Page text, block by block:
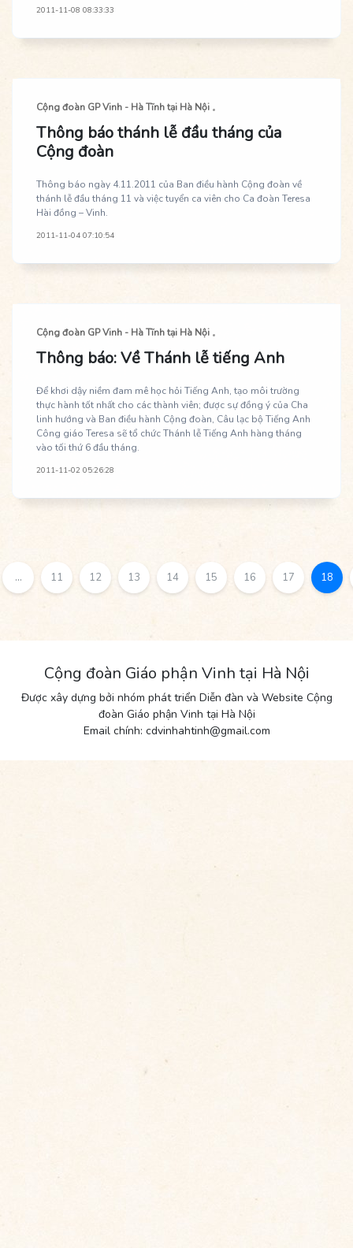
2011-11-08 08:33:33
Cộng đoàn GP Vinh - Hà Tĩnh tại Hà Nội
Thông báo thánh lễ đầu tháng của
Cộng đoàn
Thông báo ngày 4.11.2011 của Ban điều hành Cộng đoàn về
thánh lễ đầu tháng 11 và việc tuyển ca viên cho Ca đoàn Teresa
Hài đồng – Vinh.
2011-11-04 07:10:54
Cộng đoàn GP Vinh - Hà Tĩnh tại Hà Nội
Thông báo: Về Thánh lễ tiếng Anh
Để khơi dậy niềm đam mê học hỏi Tiếng Anh, tạo môi trường
thực hành tốt nhất cho các thành viên; được sự đồng ý của Cha
linh hướng và Ban điều hành Cộng đoàn, Câu lạc bộ Tiếng Anh
Công giáo Teresa sẽ tổ chức Thánh lễ Tiếng Anh hàng tháng
vào tối thứ 6 đầu tháng.
2011-11-02 05:26:28
... 11 12 13 14 15 16 17 18
Cộng đoàn Giáo phận Vinh tại Hà Nội
Được xây dựng bởi nhóm phát triển Diễn đàn và Website Cộng
đoàn Giáo phận Vinh tại Hà Nội
Email chính: cdvinhahtinh@gmail.com